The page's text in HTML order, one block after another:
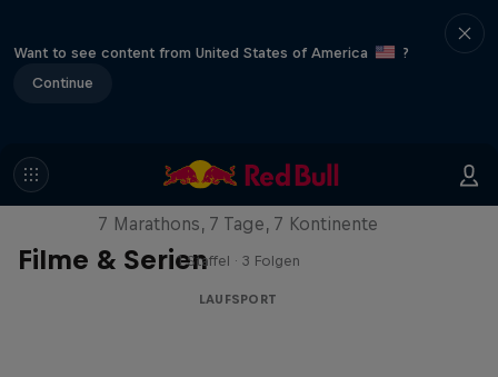
Want to see content from United States of America
?
Continue
Filme & Serien
Race
7 Marathons, 7 Tage, 7 Kontinente
1 Staffel · 3 Folgen
LAUFSPORT